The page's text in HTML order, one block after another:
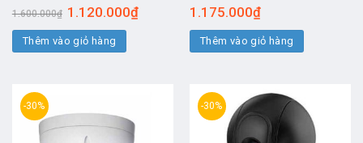
1.600.000₫ Giá
gốc
là:
1.600.000₫.
1.120.000₫Giá
1.120.000₫.
Thêm vào giỏ hàng
1.175.000₫
Thêm vào giỏ hàng
-30% -30%